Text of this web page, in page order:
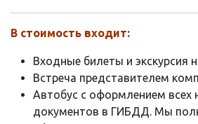
В стоимость входит:
Входные билеты и экскурсия
Встреча представителем
Автобус с оформлением всех
документов в ГИБДД. Мы